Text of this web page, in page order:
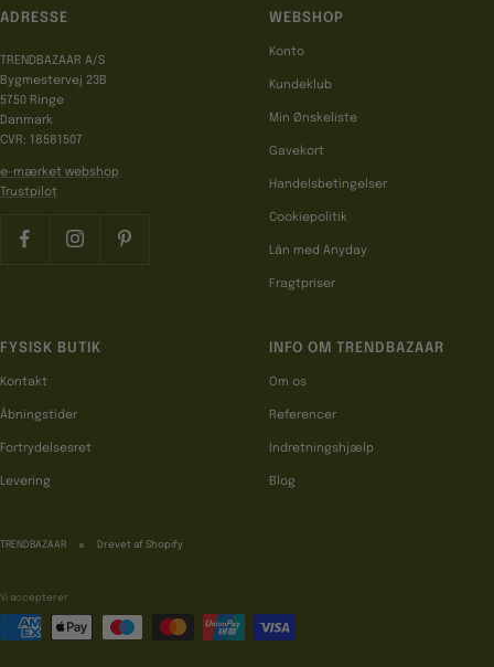
ADRESSE
TRENDBAZAAR A/S
Bygmestervej 23B
5750 Ringe
Danmark
CVR: 18581507
e-mærket webshop
Trustpilot
WEBSHOP
Konto
Kundeklub
Min Ønskeliste
Gavekort
Handelsbetingelser
Cookiepolitik
Lån med Anyday
Fragtpriser
FYSISK BUTIK
Kontakt
Åbningstider
Fortrydelsesret
Levering
INFO OM TRENDBAZAAR
Om os
Referencer
Indretningshjælp
Blog
TRENDBAZAAR Drevet af Shopify
Vi accepterer